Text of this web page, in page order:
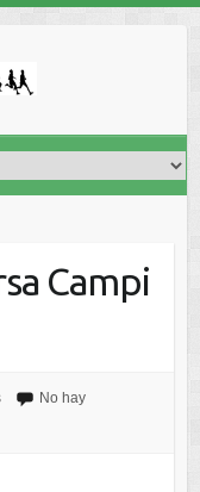
Campi
No hay